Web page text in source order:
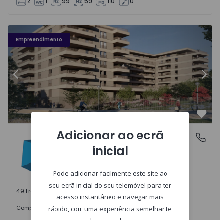
Empreendimento
Fachada PLENO JARDIM - 3
Anterior
Águas Santas, PortoPLENO JARDIM
Águas Santas, Porto
49 Frações disponíveis
Comprar desde 242.000 €
Adicionar ao ecrã
inicial
Pode adicionar facilmente este site ao
seu ecrã inicial do seu telemóvel para ter
acesso instantâneo e navegar mais
rápido, com uma experiência semelhante